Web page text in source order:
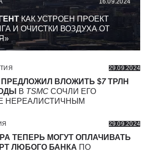
16.09.2024
КАК УСТРОЕН ПРОЕКТ
И ОЧИСТКИ ВОЗДУХА ОТ
29.09.2024
ВЛОЖИТЬ $7ТРЛН
В TSMC СОЧЛИ ЕГО
НЕРЕАЛИСТИЧНЫМ
29.09.2024
ТЕПЕРЬ МОГУТ ОПЛАЧИВАТЬ
ЛЮБОГО БАНКА ПО